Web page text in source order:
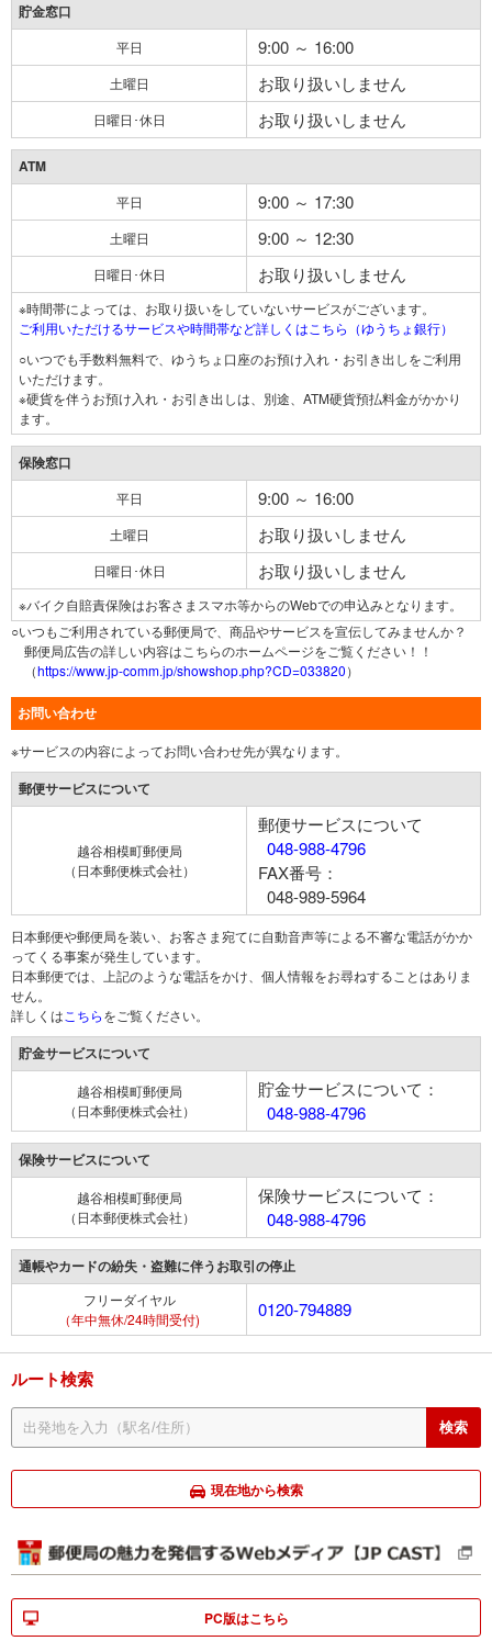
貯金窓口
平日 9:00 ～ 16:00
土曜日 お取り扱いしません
日曜日･休日 お取り扱いしません
ATM
平日 9:00 ～ 17:30
土曜日 9:00 ～ 12:30
日曜日･休日 お取り扱いしません
※時間帯によっては、お取り扱いをしていないサービスがございます。
ご利用いただけるサービスや時間帯など詳しくはこちら（ゆうちょ銀行）
○いつでも手数料無料で、ゆうちょ口座のお預け入れ・お引き出しをご利用
いただけます。
※硬貨を伴うお預け入れ・お引き出しは、別途、ATM硬貨預払料金がかかり
ます。
保険窓口
平日 9:00 ～ 16:00
土曜日 お取り扱いしません
日曜日･休日 お取り扱いしません
※バイク自賠責保険はお客さまスマホ等からのWebでの申込みとなります。
○いつもご利用されている郵便局で、商品やサービスを宣伝してみませんか？
郵便局広告の詳しい内容はこちらのホームページをご覧ください！！
（https://www.jp-comm.jp/showshop.php?CD=033820）
お問い合わせ
※サービスの内容によってお問い合わせ先が異なります。
郵便サービスについて
越谷相模町郵便局
（日本郵便株式会社）
郵便サービスについて
048-988-4796
FAX番号：
048-989-5964
日本郵便や郵便局を装い、お客さま宛てに自動音声等による不審な電話がかか
ってくる事案が発生しています。
日本郵便では、上記のような電話をかけ、個人情報をお尋ねすることはありま
せん。
詳しくは こちらをご覧ください。
貯金サービスについて
越谷相模町郵便局
（日本郵便株式会社）
貯金サービスについて：
048-988-4796
保険サービスについて
越谷相模町郵便局
（日本郵便株式会社）
保険サービスについて：
048-988-4796
通帳やカードの紛失・盗難に伴うお取引の停止
フリーダイヤル
（年中無休/24時間受付)
0120-794889
ルート検索
現在地から検索
PC版はこちら